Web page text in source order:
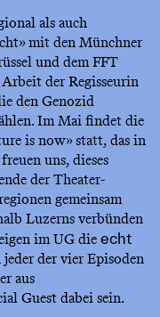
als auch
mit den Münchner
und dem FFT
der Regisseurin
den Genozid
Im Mai findet die
is now» statt, das in
uns, dieses
der Theater-
gemeinsam
Luzerns verbünden
im UG die echt
der vier Episoden
aus
Guest dabei sein.